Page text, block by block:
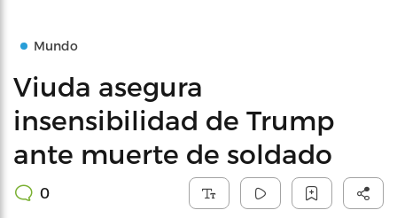
Mundo
Viuda asegura
insensibilidad de Trump
ante muerte de soldado
0